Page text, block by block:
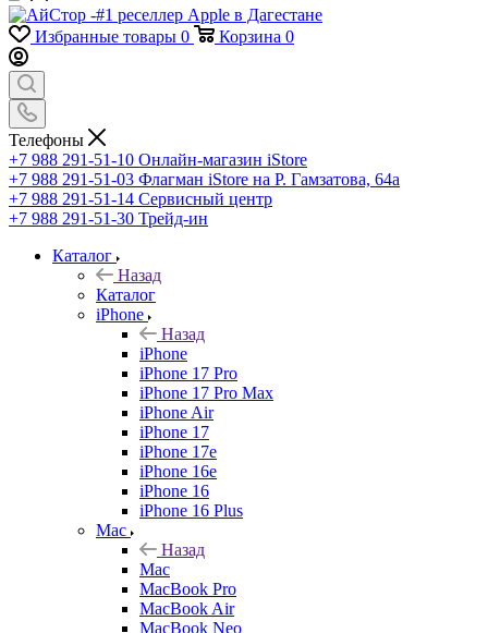
Избранные товары 0 Корзина 0
Телефоны
+7 988 291-51-10 Онлайн-магазин iStore
+7 988 291-51-03 Флагман iStore на Р. Гамзатова, 64а
+7 988 291-51-14 Сервисный центр
+7 988 291-51-30 Трейд-ин
Каталог
Назад
Каталог
iPhone
Назад
iPhone
iPhone 17 Pro
iPhone 17 Pro Max
iPhone Air
iPhone 17
iPhone 17e
iPhone 16e
iPhone 16
iPhone 16 Plus
Mac
Назад
Mac
MacBook Pro
MacBook Air
MacBook Neo